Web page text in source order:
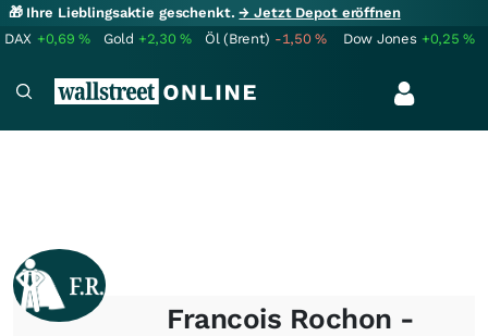
🎁 Ihre Lieblingsaktie geschenkt.→ Jetzt Depot eröffnen
DAX +0,69% Gold +2,30% Öl (Brent) -1,50% Dow Jones +0,25%
Francois Rochon -